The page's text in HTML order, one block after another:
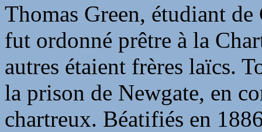
Thomas Green, étudiant
fut ordonné prêtre à la
autres étaient frères laïcs.
la prison de Newgate, en
chartreux. Béatifiés en